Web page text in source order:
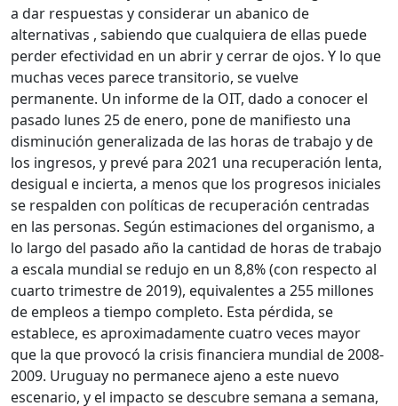
a dar respuestas y considerar un abanico de
alternativas , sabiendo que cualquiera de ellas puede
perder efectividad en un abrir y cerrar de ojos. Y lo que
muchas veces parece transitorio, se vuelve
permanente. Un informe de la OIT, dado a conocer el
pasado lunes 25 de enero, pone de manifiesto una
disminución generalizada de las horas de trabajo y de
los ingresos, y prevé para 2021 una recuperación lenta,
desigual e incierta, a menos que los progresos iniciales
se respalden con políticas de recuperación centradas
en las personas. Según estimaciones del organismo, a
lo largo del pasado año la cantidad de horas de trabajo
a escala mundial se redujo en un 8,8% (con respecto al
cuarto trimestre de 2019), equivalentes a 255 millones
de empleos a tiempo completo. Esta pérdida, se
establece, es aproximadamente cuatro veces mayor
que la que provocó la crisis financiera mundial de 2008-
2009. Uruguay no permanece ajeno a este nuevo
escenario, y el impacto se descubre semana a semana,